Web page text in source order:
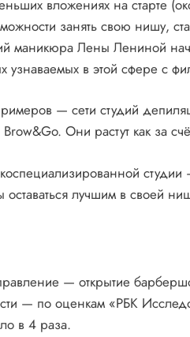
вложениях на старте
занять свою нишу,
маникюра Лены Лениной
в этой сфере с
— сети студий
Они растут как за
оставаться лучшим в своей
— открытие
— по оценкам «РБК
в 4 раза.